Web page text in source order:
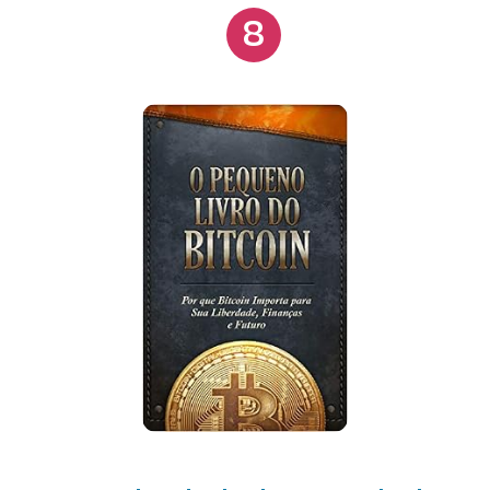
Bitcoin você pode transferir fundos de A para B em
qualquer parte do mundo sem jamais precisar
Bitcoin é a maior inovação tecnológica desde a
internet, é revolucionário, sem precedentes e tem o
potencial de mudar o mundo de uma forma jamais
vista. À moeda, ele é o futuro. Ao avanço da
liberdade individual, é uma esperança e uma grata
8